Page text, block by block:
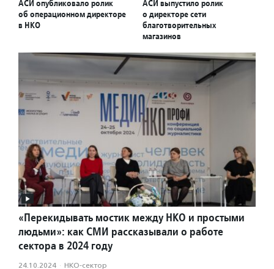
АСИ опубликовало ролик
об операционном директоре
в НКО
АСИ выпустило ролик
о директоре сети
благотворительных
магазинов
«Перекидывать мостик между НКО и простыми
людьми»: как СМИ рассказывали о работе
сектора в 2024 году
24.10.2024 · НКО-сектор